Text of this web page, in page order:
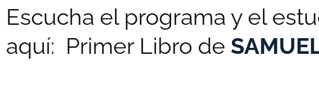
Escucha el programa y el
aquí: Primer Libro de